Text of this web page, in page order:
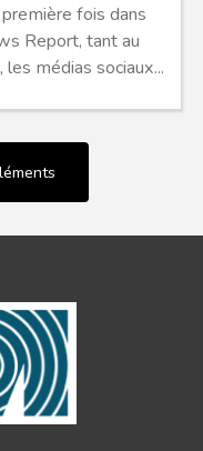
fois dans
Report, tant au
les médias sociaux...